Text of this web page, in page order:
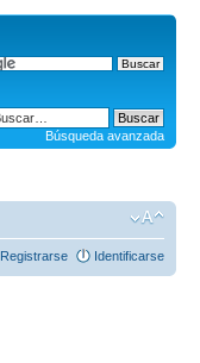
Búsqueda avanzada
Registrarse Identificarse